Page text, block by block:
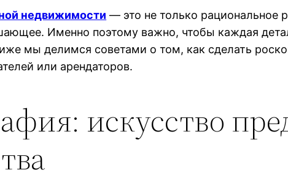
недвижимости — это не только рациональное
Именно поэтому важно, чтобы каждая
мы делимся советами о том, как сделать
или арендаторов.
искусство